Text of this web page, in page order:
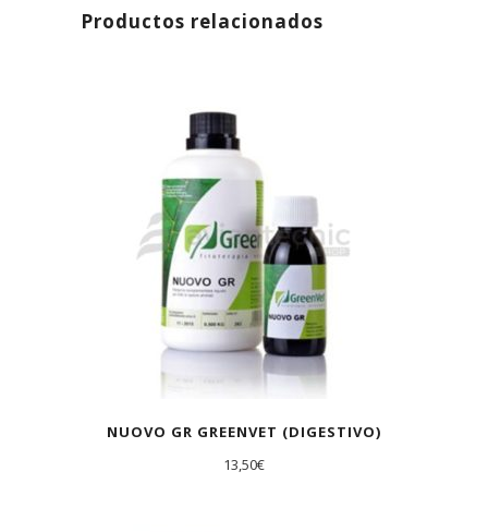
Productos relacionados
NUOVO GR GREENVET (DIGESTIVO)
13,50€